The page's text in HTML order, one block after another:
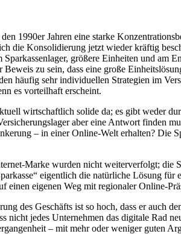
1990er Jahren eine starke
die Konsolidierung jetzt wieder kräftig
größere Einheiten und am
zu sein, dass eine große
häufig sehr individuellen Strategien im
es vorteilhaft erscheint.
wirtschaftlich solide da; es gibt weder
aber eine Antwort finden
– in einer Online-Welt erhalten? Die
Marke wurden nicht weiterverfolgt;
eigentlich die natürliche Lösung
einen eigenen Weg mit regionaler Online-
des Geschäfts ist so hoch, dass er auch
nicht jedes Unternehmen das digitale Rad
– mit mehr oder weniger guten